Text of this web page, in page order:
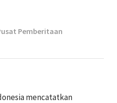
Pemberitaan
mencatatkan